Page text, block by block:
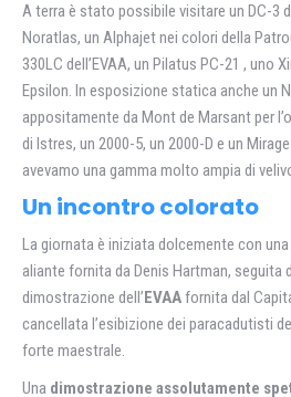
A terra è stato possibile visitare un DC-3
Noratlas, un Alphajet nei colori della
330LC dell’EVAA, un Pilatus PC-21 , uno
Epsilon. In esposizione statica anche un
appositamente da Mont de Marsant per
di Istres, un 2000-5, un 2000-D e un
avevamo una gamma molto ampia di
Un incontro colorato
La giornata è iniziata dolcemente con
aliante fornita da Denis Hartman, seguita
dimostrazione dell’EVAAfornita dal
cancellata l’esibizione dei paracadutisti
forte maestrale.
Una dimostrazione assolutamente